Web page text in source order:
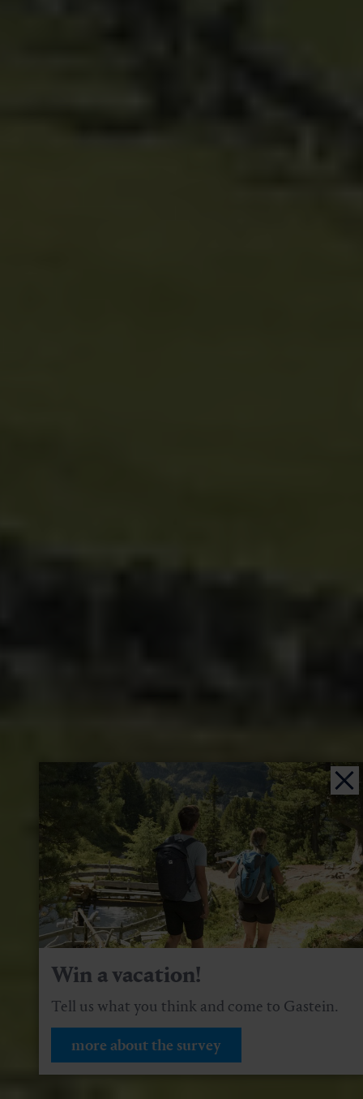
Win a vacation!
Tell us what you think and come to Gastein.
more about the survey